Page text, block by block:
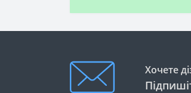
Хочете